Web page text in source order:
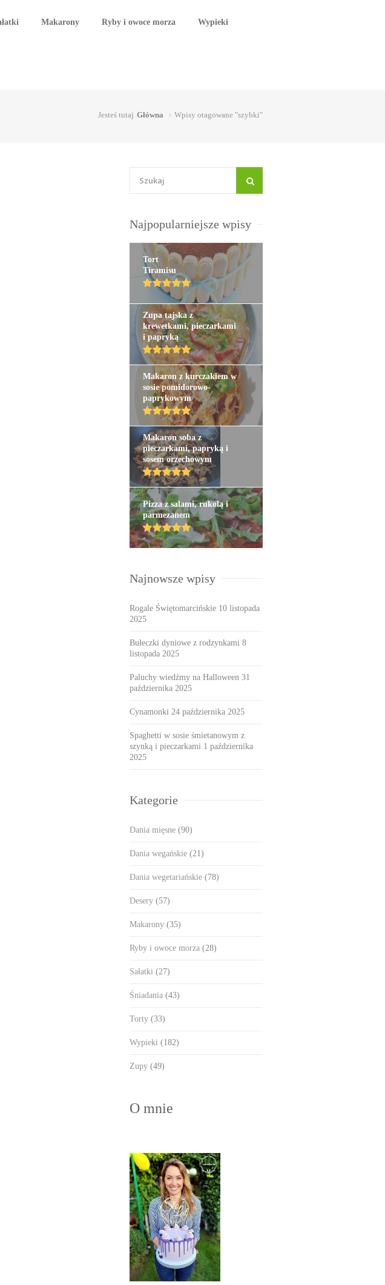
Makarony Ryby i owoce morza Wypieki
Jesteś tutaj Główna Wpisy otagowane "szybki"
Najpopularniejsze wpisy
Tort
Tiramisu
Zupa tajska z
krewetkami, pieczarkami
i papryką
Makaron z kurczakiem w
sosie pomidorowo-
paprykowym
Makaron soba z
pieczarkami, papryką i
sosem orzechowym
Pizza z salami, rukolą i
parmezanem
Najnowsze wpisy
Rogale Świętomarcińskie 10 listopada
2025
Bułeczki dyniowe z rodzynkami 8
listopada 2025
Paluchy wiedźmy na Halloween 31
października 2025
Cynamonki 24 października 2025
Spaghetti w sosie śmietanowym z
szynką i pieczarkami 1 października
2025
Kategorie
Dania mięsne (90)
Dania wegańskie (21)
Dania wegetariańskie (78)
Desery (57)
Makarony (35)
Ryby i owoce morza (28)
Sałatki (27)
Śniadania (43)
Torty (33)
Wypieki (182)
Zupy (49)
O mnie